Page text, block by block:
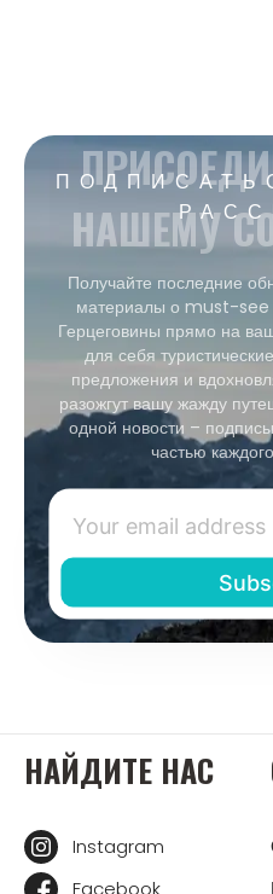
НАШЕМУ
Получайте последние
материалы о must-see
Герцеговины прямо на
для себя
предложения и
разожгут вашу жажду
одной новости –
частью
НАЙДИТЕ НАС
Instagram
Facebook